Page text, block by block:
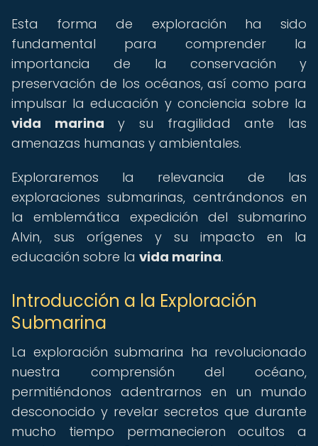
Esta forma de exploración ha sido
fundamental para comprender la
importancia de la conservación y
preservación de los océanos, así como para
impulsar la educación y conciencia sobre la
vida marina y su fragilidad ante las
amenazas humanas y ambientales.
Exploraremos la relevancia de las
exploraciones submarinas, centrándonos en
la emblemática expedición del submarino
Alvin, sus orígenes y su impacto en la
educación sobre la vida marina.
Introducción a la Exploración
Submarina
La exploración submarina ha revolucionado
nuestra comprensión del océano,
permitiéndonos adentrarnos en un mundo
desconocido y revelar secretos que durante
mucho tiempo permanecieron ocultos a